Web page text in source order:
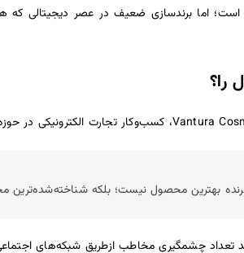
اما برندسازی ضعیف در عصر دیجیتالی که
را؟
بهترین محصول نیست؛ بلکه
چشمگیری مخاطب ازطریق شبکه‌های